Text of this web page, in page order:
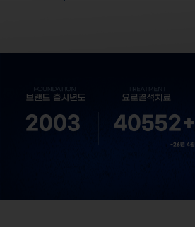
2003 40552+
~26년 4월